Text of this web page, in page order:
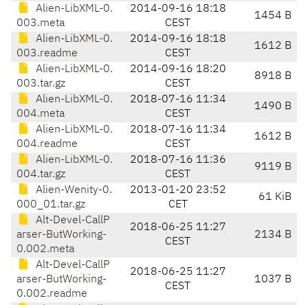
Alien-LibXML-0.
003.meta
2014-09-16 18:18
CEST
1454 B
Alien-LibXML-0.
003.readme
2014-09-16 18:18
CEST
1612 B
Alien-LibXML-0.
003.tar.gz
2014-09-16 18:20
CEST
8918 B
Alien-LibXML-0.
004.meta
2018-07-16 11:34
CEST
1490 B
Alien-LibXML-0.
004.readme
2018-07-16 11:34
CEST
1612 B
Alien-LibXML-0.
004.tar.gz
2018-07-16 11:36
CEST
9119 B
Alien-Wenity-0.
000_01.tar.gz
2013-01-20 23:52
CET
61 KiB
Alt-Devel-CallP
arser-ButWorking-
0.002.meta
2018-06-25 11:27
CEST
2134 B
Alt-Devel-CallP
arser-ButWorking-
0.002.readme
2018-06-25 11:27
CEST
1037 B